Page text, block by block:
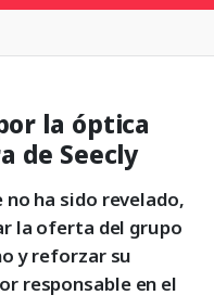
la óptica
de Seecly
ha sido revelado,
la oferta del grupo
y reforzar su
responsable en el